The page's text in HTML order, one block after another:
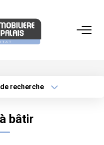
recherche
bâtir